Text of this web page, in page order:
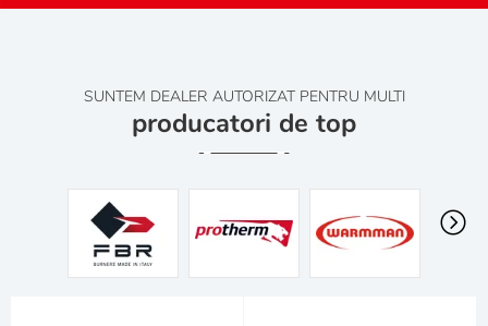
SUNTEM DEALER AUTORIZAT PENTRU MULTI
producatori de top